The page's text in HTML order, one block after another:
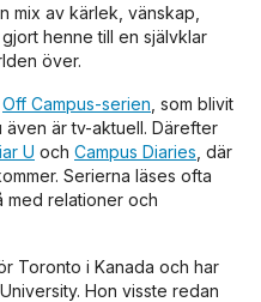
mix av kärlek, vänskap,
henne till en självklar
över.
Off Campus-serien , som blivit
är tv-aktuell. Därefter
U och Campus Diaries , där
Serierna läses ofta
med relationer och
Toronto i Kanada och har
Hon visste redan